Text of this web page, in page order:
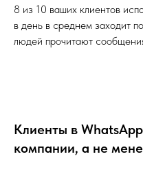
8 из 10 ваших клиентов
в день в среднем заходит
людей прочитают
Клиенты в
компании, а не